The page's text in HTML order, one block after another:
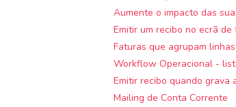
Aumente o impacto das
Emitir um recibo no ecrã de
Faturas que agrupam
Workflow Operacional -
Emitir recibo quando grava
Mailing de Conta Corrente